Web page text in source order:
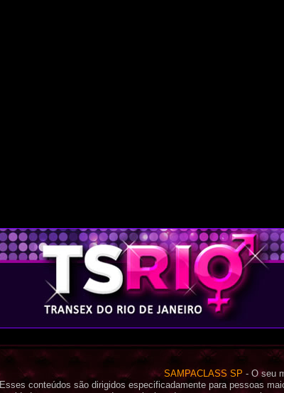
SAMPACLASS SP - O seu
Esses conteúdos são dirigidos especificadamente para pessoas